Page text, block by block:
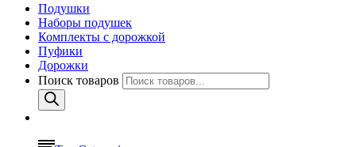
Подушки
Наборы подушек
Комплекты с дорожкой
Пуфики
Дорожки
Поиск товаров